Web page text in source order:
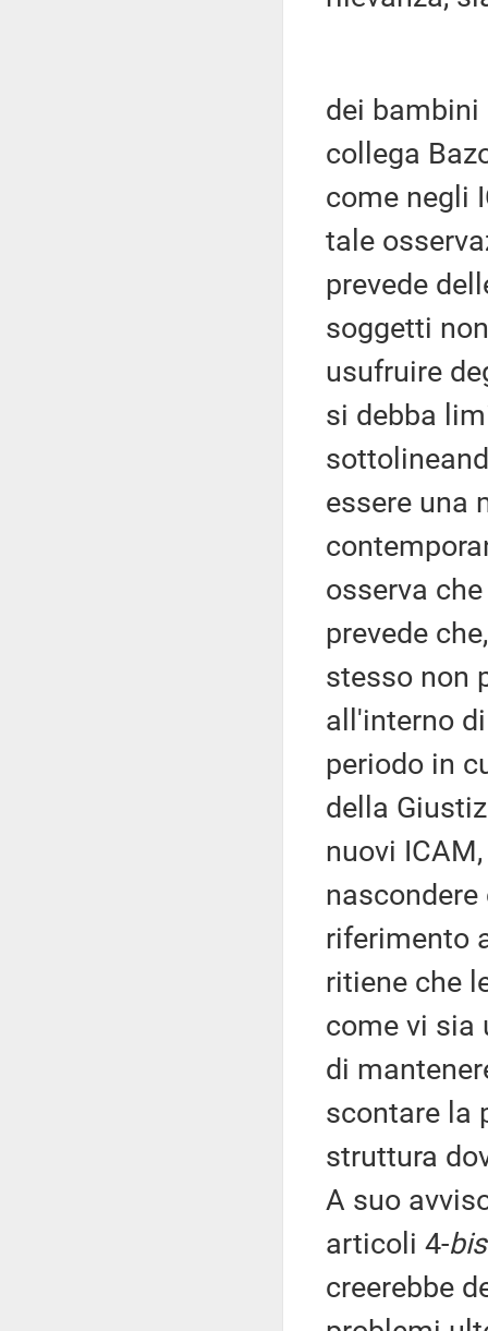
dei bambini
collega
come negli
tale
prevede
soggetti
usufruire
si debba
essere una
osserva
prevede
stesso non
all'interno
periodo in
della
nuovi
riferimento
ritiene che
come vi sia
di
scontare la
struttura
A suo
articoli 4-bis
creerebbe